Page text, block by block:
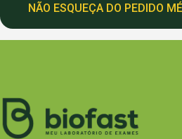
NÃO ESQUEÇA DO PEDIDO